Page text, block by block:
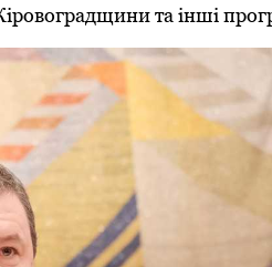
та інші